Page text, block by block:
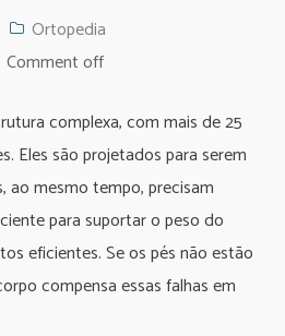
Ortopedia
Comment off
complexa, com mais de 25
Eles são projetados para serem
ao mesmo tempo, precisam
para suportar o peso do
eficientes. Se os pés não estão
compensa essas falhas em